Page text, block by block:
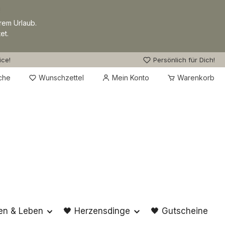
Urlaub.
Persönlich für Dich!
Wunschzettel Du hast 0 Produkte auf dem Merkzettel
Mein Konto Warenkorb
& Leben 🖤 Herzensdinge 🖤 Gutscheine